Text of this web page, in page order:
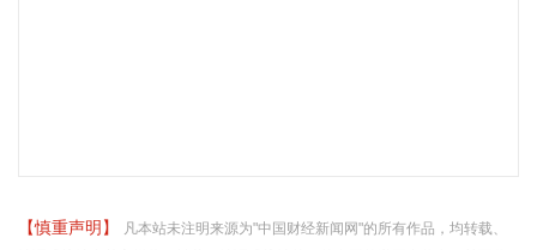
【慎重声明】
凡本站未注明来源为"中国财经新闻网"的所有作品，均转载、